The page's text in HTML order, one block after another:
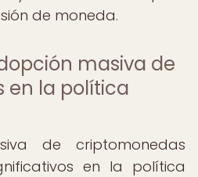
de moneda.
masiva de
en la política
de criptomonedas
en la política